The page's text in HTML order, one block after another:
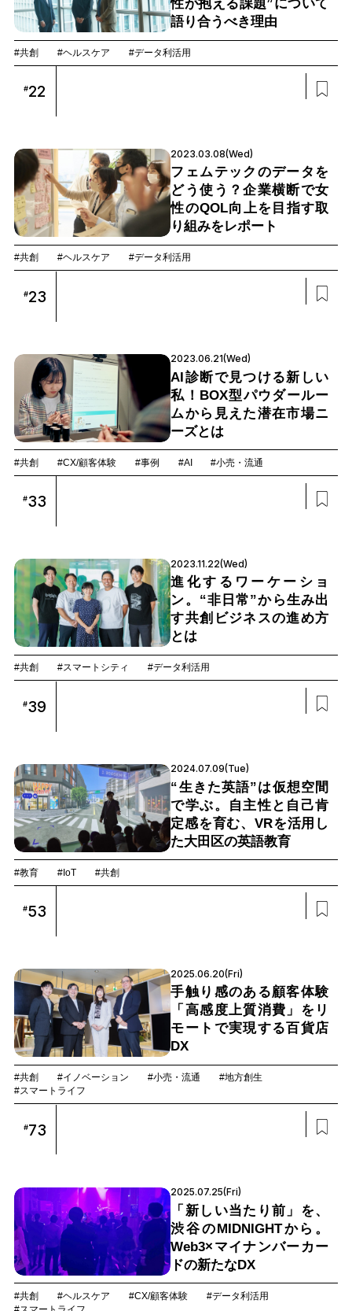
性が抱える課題”について
語り合うべき理由
#共創 #ヘルスケア #データ利活用
#22
2023.03.08(Wed)
フェムテックのデータを
どう使う？企業横断で女
性のQOL向上を目指す取
り組みをレポート
#共創 #ヘルスケア #データ利活用
#23
2023.06.21(Wed)
AI診断で見つける新しい
私！BOX型パウダールー
ムから見えた潜在市場ニ
ーズとは
#共創 #CX/顧客体験 #事例 #AI #小売・流通
#33
2023.11.22(Wed)
進化するワーケーショ
ン。“非日常”から生み出
す共創ビジネスの進め方
とは
#共創 #スマートシティ #データ利活用
#39
2024.07.09(Tue)
“生きた英語”は仮想空間
で学ぶ。自主性と自己肯
定感を育む、VRを活用し
た大田区の英語教育
#教育 #IoT #共創
#53
2025.06.20(Fri)
手触り感のある顧客体験
「高感度上質消費」をリ
モートで実現する百貨店
DX
#共創 #イノベーション #小売・流通
#地方創生
#スマートライフ
#73
2025.07.25(Fri)
「新しい当たり前」を、
渋谷のMIDNIGHTから。
Web3×マイナンバーカー
ドの新たなDX
#共創 #ヘルスケア #CX/顧客体験
#データ利活用